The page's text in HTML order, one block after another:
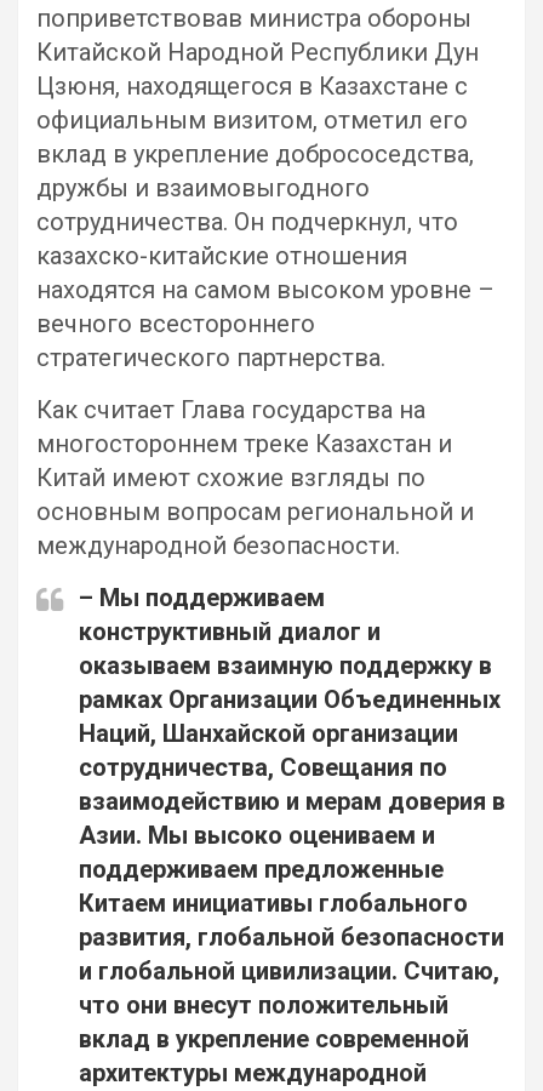
поприветствовав министра обороны
Китайской Народной Республики Дун
Цзюня, находящегося в Казахстане с
официальным визитом, отметил его
вклад в укрепление добрососедства,
дружбы и взаимовыгодного
сотрудничества. Он подчеркнул, что
казахско-китайские отношения
находятся на самом высоком уровне –
вечного всестороннего
стратегического партнерства.
Как считает Глава государства на
многостороннем треке Казахстан и
Китай имеют схожие взгляды по
основным вопросам региональной и
международной безопасности.
– Мы поддерживаем
конструктивный диалог и
оказываем взаимную поддержку в
рамках Организации Объединенных
Наций, Шанхайской организации
сотрудничества, Совещания по
взаимодействию и мерам доверия в
Азии. Мы высоко оцениваем и
поддерживаем предложенные
Китаем инициативы глобального
развития, глобальной безопасности
и глобальной цивилизации. Считаю,
что они внесут положительный
вклад в укрепление современной
архитектуры международной